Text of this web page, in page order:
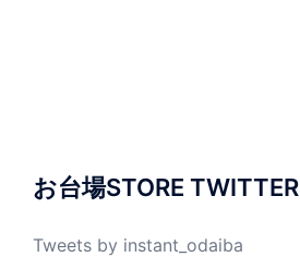
お台場STORE TWITTER
Tweets by instant_odaiba